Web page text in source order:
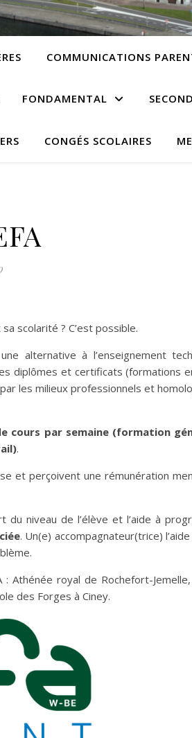
COMMUNICATIONS
FONDAMENTAL
CONGÉS SCOLAIRES
scolarité ? C’est possible.
alternative à l’enseignement
diplômes et certificats (formations
les milieux professionnels et
cours par semaine (formation
.
et perçoivent une rémunération
du niveau de l’élève et l’aide à
. Un(e) accompagnateur(trice)
Athénée royal de Rochefort-
des Forges à Ciney.